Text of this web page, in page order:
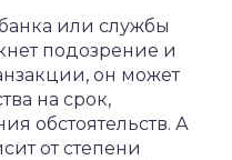
или службы
подозрение и
он может
на срок,
обстоятельств. А
от степени